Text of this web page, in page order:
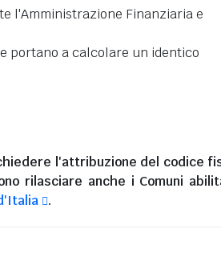
l'Amministrazione Finanziaria e
portano a calcolare un identico
l'attribuzione del codice
rilasciare anche i Comuni
.